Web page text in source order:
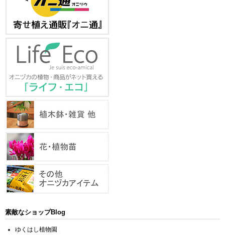
素敵なショップBlog
ゆくはし植物園